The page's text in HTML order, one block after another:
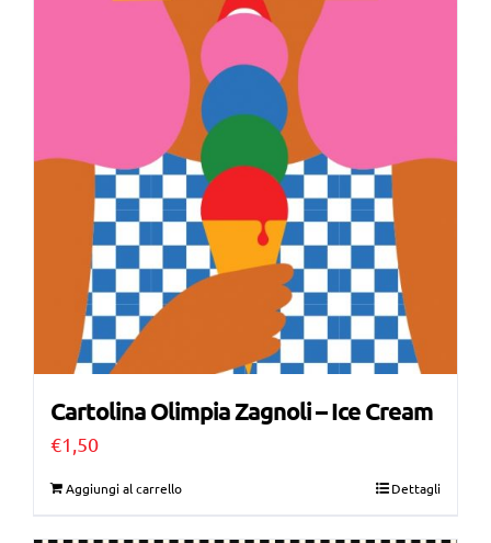
Cartolina Olimpia Zagnoli – Ice Cream
€1,50
Aggiungi al carrello Dettagli